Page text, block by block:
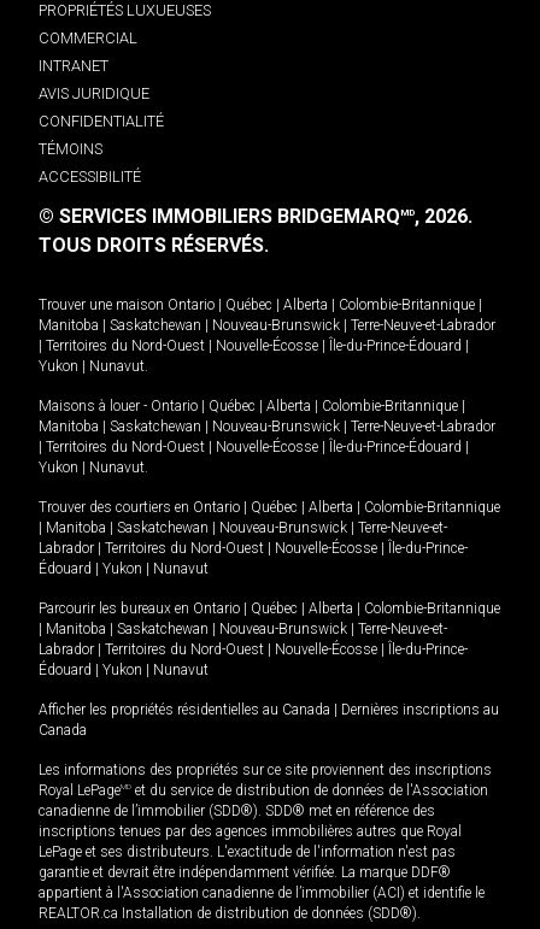
PROPRIÉTÉS LUXUEUSES
COMMERCIAL
INTRANET
AVIS JURIDIQUE
CONFIDENTIALITÉ
TÉMOINS
ACCESSIBILITÉ
© SERVICES IMMOBILIERS BRIDGEMARQMD, 2026.
TOUS DROITS RÉSERVÉS.
Trouver une maison Ontario Québec Alberta Colombie-Britannique
Manitoba
Saskatchewan Nouveau-Brunswick
Terre-Neuve-et-Labrador
Territoires du Nord-Ouest Nouvelle-Écosse Île-du-Prince-Édouard
Yukon
Nunavut.
Maisons à louer - Ontario Québec Alberta Colombie-Britannique
Manitoba
Saskatchewan Nouveau-Brunswick
Terre-Neuve-et-Labrador
Territoires du Nord-Ouest Nouvelle-Écosse Île-du-Prince-Édouard
Yukon
Nunavut.
Trouver des courtiers en Ontario Québec Alberta
Colombie-Britannique
Manitoba Saskatchewan Nouveau-Brunswick
Terre-Neuve-et-
Labrador
Territoires du Nord-Ouest Nouvelle-Écosse
Île-du-Prince-
Édouard
Yukon Nunavut
Parcourir les bureaux en Ontario Québec Alberta
Colombie-Britannique
Manitoba Saskatchewan Nouveau-Brunswick
Terre-Neuve-et-
Labrador
Territoires du Nord-Ouest Nouvelle-Écosse
Île-du-Prince-
Édouard
Yukon Nunavut
Afficher les propriétés résidentielles au Canada
Dernières inscriptions au
Canada
Les informations des propriétés sur ce site proviennent des inscriptions
Royal LePageMD et du service de distribution de données de l'Association
canadienne de l’immobilier (SDD®). SDD® met en référence des
inscriptions tenues par des agences immobilières autres que Royal
LePage et ses distributeurs. L'exactitude de l'information n'est pas
garantie et devrait être indépendamment vérifiée. La marque DDF®
appartient à l'Association canadienne de l’immobilier (ACI) et identifie le
REALTOR.ca Installation de distribution de données (SDD®).